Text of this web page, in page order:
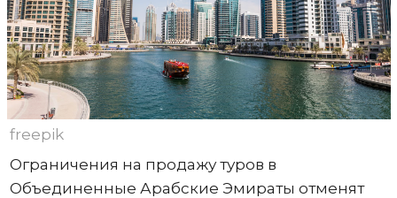
freepik
Ограничения на продажу туров в
Объединенные Арабские Эмираты отменят